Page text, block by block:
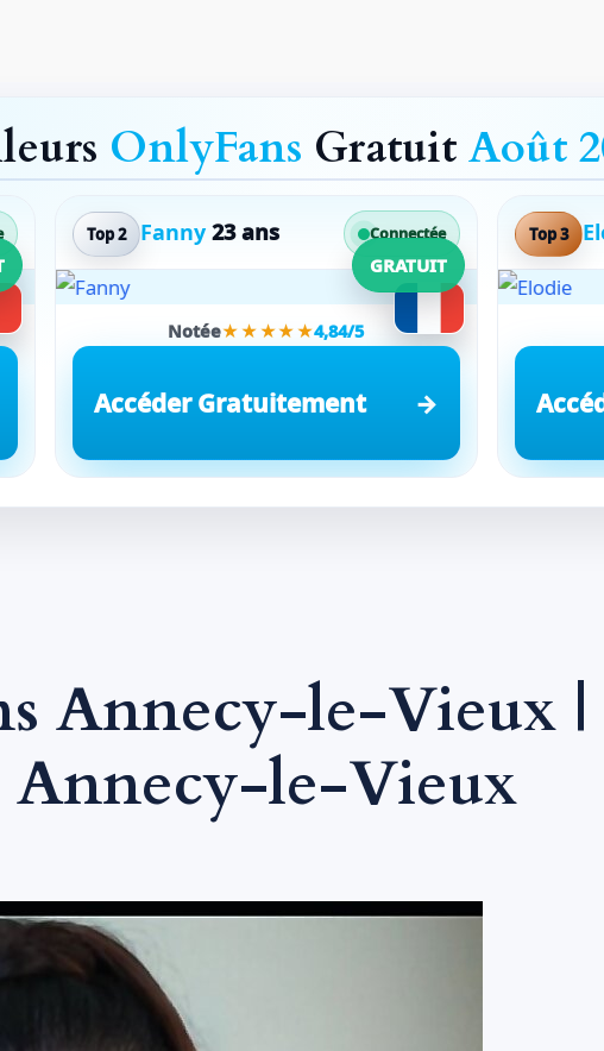
OnlyFans GratuitAoût
Top 2 Fanny 23 ans Connectée
GRATUIT
Notée★★★★★4,84/5
Accéder Gratuitement
Top 3
Annecy-le-Vieux
Annecy-le-Vieux